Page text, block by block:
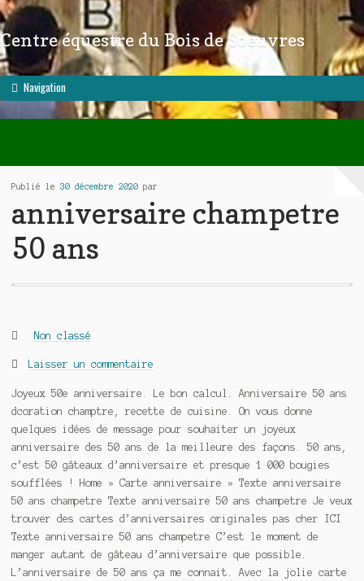
Aller à la navigation
Aller au contenu
Centre équestre du Bois de Soeuvres
Navigation
Publié le 30 décembre 2020par
anniversaire champetre
50 ans
Catégories :
Non classé
Laisser un commentaire
Joyeux 50e anniversaire. Le bon calcul. Anniversaire 50 ans
dcoration champtre, recette de cuisine. On vous donne
quelques idées de message pour souhaiter un joyeux
anniversaire des 50 ans de la meilleure des façons. 50 ans,
c’est 50 gâteaux d’anniversaire et presque 1 000 bougies
soufflées ! Home » Carte anniversaire » Texte anniversaire
50 ans champetre Texte anniversaire 50 ans champetre Je veux
trouver des cartes d’anniversaires originales pas cher ICI
Texte anniversaire 50 ans champetre C’est le moment de
manger autant de gâteau d’anniversaire que possible.
L’anniversaire de 50 ans ça me connait. Avec la jolie carte